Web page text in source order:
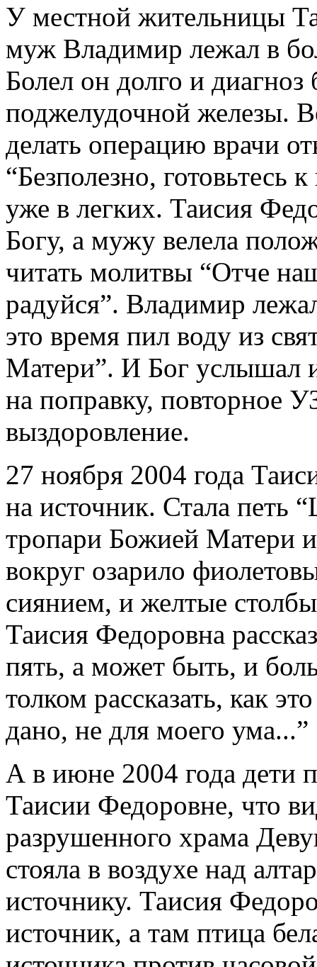
У местной жительницы
муж Владимир лежал в
Болел он долго и
поджелудочной железы.
делать операцию врачи
“Безполезно,
уже в легких. Таисия
Богу, а мужу велела
читать молитвы “Отче
радуйся”. Владимир
это время пил воду из
Матери”. И Бог услышал
на поправку, повторное
выздоровление.
27 ноября 2004 года
на источник. Стала петь
тропари Божией Матери
вокруг озарило
сиянием, и желтые
Таисия Федоровна
пять, а может быть, и
толком рассказать, как
дано, не для моего ума...”
А в июне 2004 года дети
Таисии Федоровне, что
разрушенного храма
стояла в воздухе над
источнику. Таисия
источник, а там птица